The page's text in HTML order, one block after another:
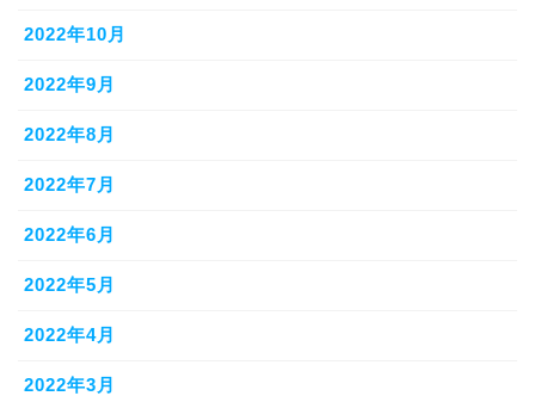
2022年10月
2022年9月
2022年8月
2022年7月
2022年6月
2022年5月
2022年4月
2022年3月